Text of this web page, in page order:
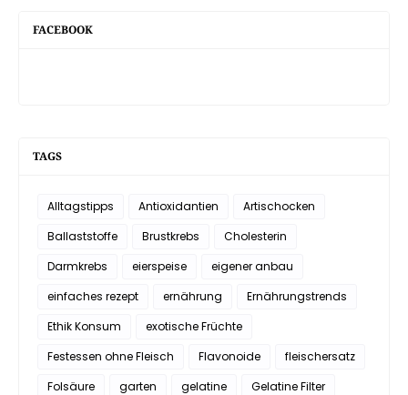
FACEBOOK
TAGS
Alltagstipps Antioxidantien
Artischocken
Ballaststoffe
Brustkrebs
Cholesterin
Darmkrebs
eierspeise
eigener anbau
einfaches rezept
ernährung
Ernährungstrends
Ethik Konsum
exotische Früchte
Festessen ohne Fleisch
Flavonoide
fleischersatz
Folsäure
garten gelatine
Gelatine Filter